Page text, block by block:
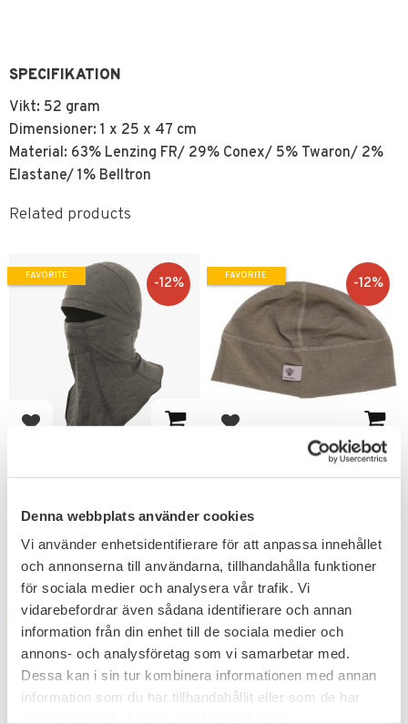
Denna webbplats använder cookies
Vi använder enhetsidentifierare för att anpassa innehållet
och annonserna till användarna, tillhandahålla funktioner
för sociala medier och analysera vår trafik. Vi
vidarebefordrar även sådana identifierare och annan
information från din enhet till de sociala medier och
annons- och analysföretag som vi samarbetar med.
Dessa kan i sin tur kombinera informationen med annan
information som du har tillhandahållit eller som de har
SPECIFIKATION
Vikt: 52 gram
Dimensioner: 1 x 25 x 47 cm
Material: 63% Lenzing FR/ 29% Conex/ 5% Twaron/ 2%
Elastane/ 1% Belltron
Related products
Add to favorites
Flamskyddsmaterial, skyddar vid
450KR
511
12%
FAVORITE
Add to favorites
Snigel FR Beanie
Mössan är flammskyddad (FR)
309KR
351
12%
FAVORITE
12%